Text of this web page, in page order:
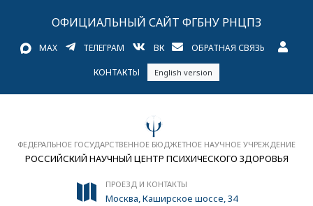
ОФИЦИАЛЬНЫЙ САЙТ ФГБНУ РНЦПЗ
MAX ТЕЛЕГРАМ ВК ОБРАТНАЯ СВЯЗЬ
КОНТАКТЫ English version
ФЕДЕРАЛЬНОЕ ГОСУДАРСТВЕННОЕ БЮДЖЕТНОЕ НАУЧНОЕ УЧРЕЖДЕНИЕ
РОССИЙСКИЙ НАУЧНЫЙ ЦЕНТР ПСИХИЧЕСКОГО ЗДОРОВЬЯ
ПРОЕЗД И КОНТАКТЫ
Москва, Каширское шоссе, 34